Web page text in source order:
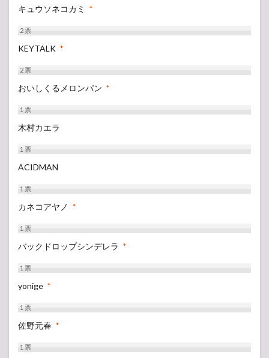
キュウソネコカミ *
2票
KEYTALK *
2票
おいしくるメロンパン *
1票
木村カエラ
1票
ACIDMAN
1票
カネコアヤノ *
1票
バックドロップシンデレラ *
1票
yonige *
1票
佐野元春 *
1票